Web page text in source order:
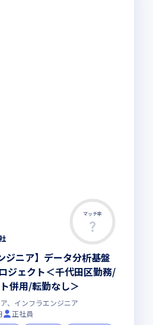
マッチ率
ジニア】データ分析基盤
ジェクト＜千代田区勤務/
併用/転勤なし＞
、インフラエンジニア
正社員